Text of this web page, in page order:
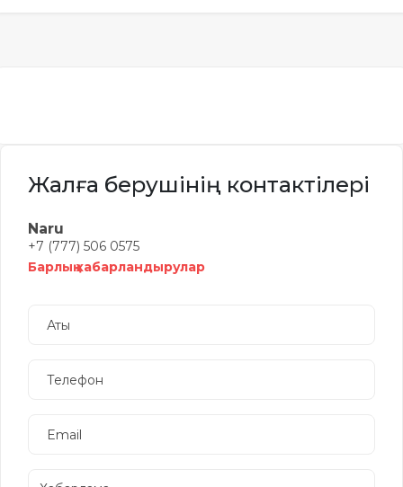
Жалға берушінің контактілері
Naru
+7 (777) 506 0575
Барлық хабарландырулар